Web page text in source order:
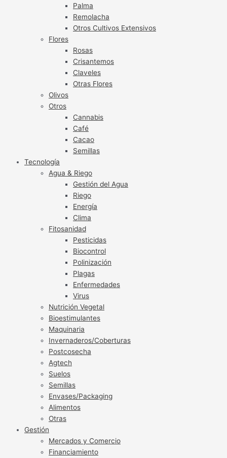
Palma
Remolacha
Otros Cultivos Extensivos
Flores
Rosas
Crisantemos
Claveles
Otras Flores
Olivos
Otros
Cannabis
Café
Cacao
Semillas
Tecnología
Agua & Riego
Gestión del Agua
Riego
Energía
Clima
Fitosanidad
Pesticidas
Biocontrol
Polinización
Plagas
Enfermedades
Virus
Nutrición Vegetal
Bioestimulantes
Maquinaria
Invernaderos/Coberturas
Postcosecha
Agtech
Suelos
Semillas
Envases/Packaging
Alimentos
Otras
Gestión
Mercados y Comercio
Financiamiento